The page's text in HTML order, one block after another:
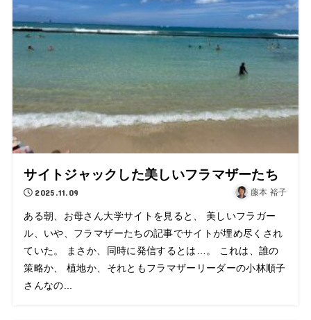
サイトジャックした美しいフラマザーたち
2025.11.09 藤本 裕子
ある朝、お母さん大学サイトを見ると、 美しいフラガー
ル、いや、フラマザーたちの記事でサイトが埋め尽くされ
ていた。 まさか、同時に発信するとは…。 これは、誰の
策略か、 植地か、それともフラマザーリーダーの小林順子
さんなの...